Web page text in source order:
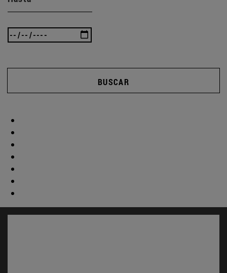
BUSCAR